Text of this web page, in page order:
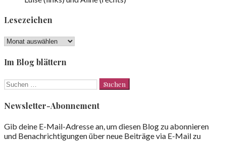
Lesezeichen
Lesezeichen
Im Blog blättern
Suchen
nach:
Newsletter-Abonnement
Gib deine E-Mail-Adresse an, um diesen Blog zu abonnieren
und Benachrichtigungen über neue Beiträge via E-Mail zu